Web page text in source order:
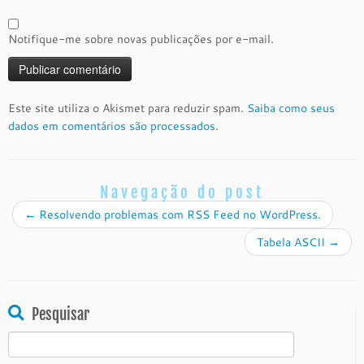
Notifique-me sobre novas publicações por e-mail.
Este site utiliza o Akismet para reduzir spam. Saiba como seus
dados em comentários são processados.
Navegação do post
← Resolvendo problemas com RSS Feed no WordPress.
Tabela ASCII →
Pesquisar
por: